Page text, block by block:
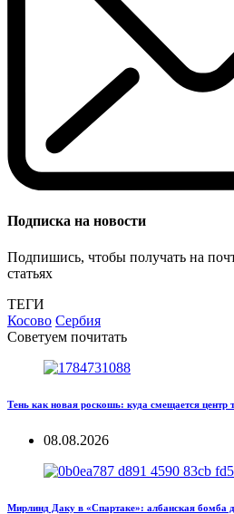
Подписка на новости
Подпишись, чтобы получать на
статьях
ТЕГИ
Косово Сербия
Советуем почитать
Тень как новая роскошь: куда смещается центр
08.08.2026
Мирлинд Даку в «Спартаке»: албанская бомба